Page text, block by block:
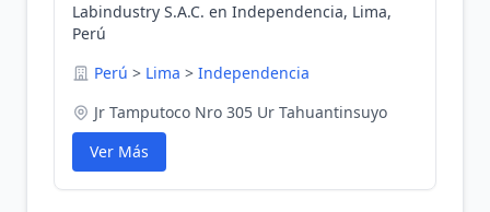
Labindustry S.A.C. en Independencia, Lima,
Perú
Perú > Lima > Independencia
Jr Tamputoco Nro 305 Ur Tahuantinsuyo
Ver Más